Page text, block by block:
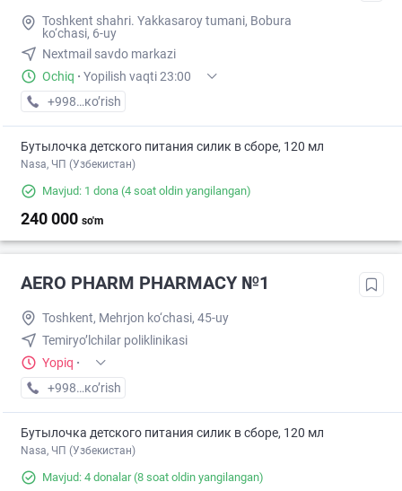
Toshkent shahri. Yakkasaroy tumani, Bobura
ko‘chasi, 6-uy
Nextmail savdo markazi
Ochiq · Yopilish vaqti 23:00
+998 (77) XXX-XX-XX
кo’rish
Бутылочка детского питания силик в сборе, 120 мл
Nasa, ЧП (Узбекистан)
Mavjud: 1 dona (4 soat oldin yangilangan)
240 000 so'm
AERO PHARM PHARMACY №1
Toshkent, Mehrjon ko‘chasi, 45-uy
Temiryo’lchilar poliklinikasi
Yopiq ·
+998 (70) XXX-XX-XX
кo’rish
Бутылочка детского питания силик в сборе, 120 мл
Nasa, ЧП (Узбекистан)
Mavjud: 4 donalar(8 soat oldin yangilangan)